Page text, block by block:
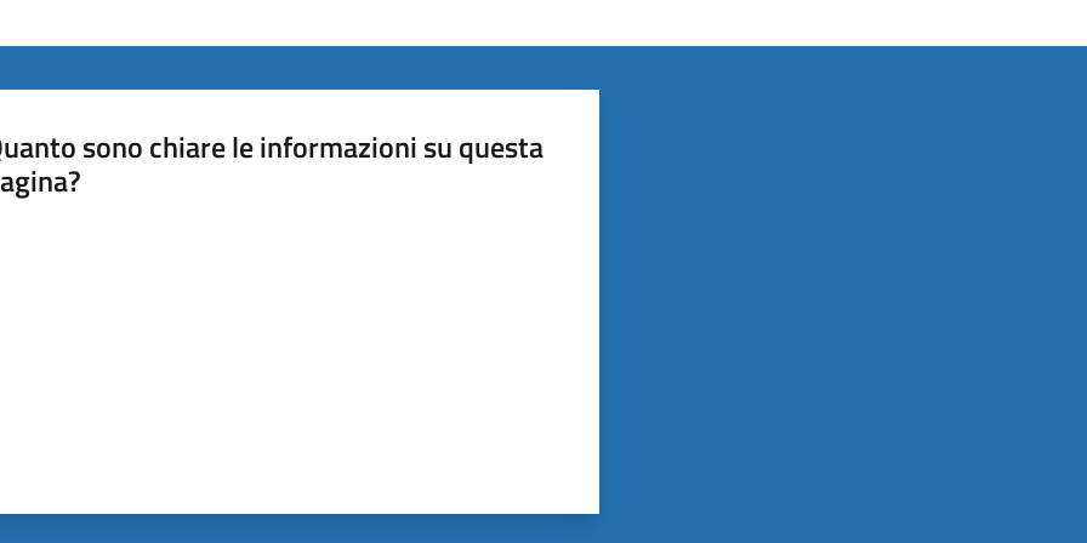
sono chiare le informazioni su questa